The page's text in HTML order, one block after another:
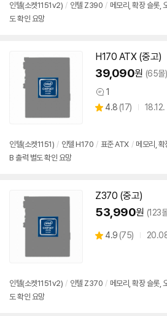
인텔(소켓1151v2) / 인텔 Z390 / 메모리, 확장 슬롯,
도 확인 요망
H170 ATX (중고)
39,090원 (65몰)
상
품
1
별
4.8 (상
뷰
17) 18.12.
인텔(소켓1151) / 인텔 H170 / 표준 ATX / 메모리,
B 출력 별도 확인 요망
Z370 (중고)
53,990원 (123
별
4.9 (상
75)
인텔(소켓1151v2) / 인텔 Z370 / 메모리, 확장 슬롯,
도 확인 요망